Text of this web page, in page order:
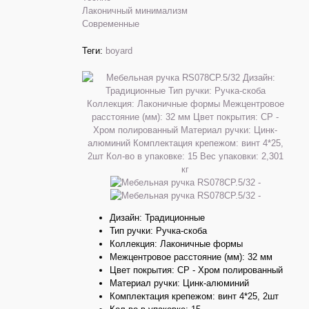
Лаконичный минимализм
Современные
Теги: boyard
Дизайн: Традиционные
Тип ручки: Ручка-скоба
Коллекция: Лаконичные формы
Межцентровое расстояние (мм): 32 мм
Цвет покрытия: CP - Хром полированный
Материал ручки: Цинк-алюминий
Комплектация крепежом: винт 4*25, 2шт